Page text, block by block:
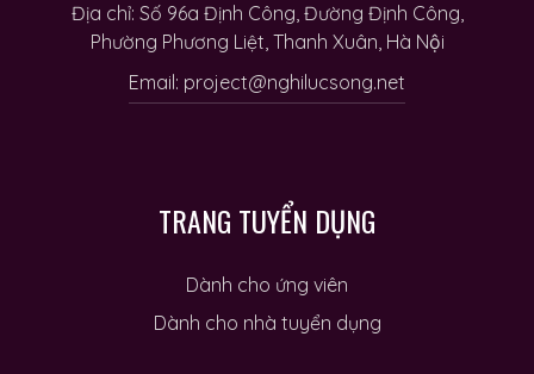
Địa chỉ: Số 96a Định Công, Đường Định Công,
Phường Phương Liệt, Thanh Xuân, Hà Nội
Email: project@nghilucsong.net
TRANG TUYỂN DỤNG
Dành cho ứng viên
Dành cho nhà tuyển dụng